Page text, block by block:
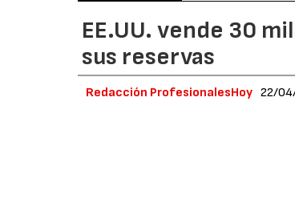
EE.UU. vende 30
sus reservas
Redacción ProfesionalesHoy 22/